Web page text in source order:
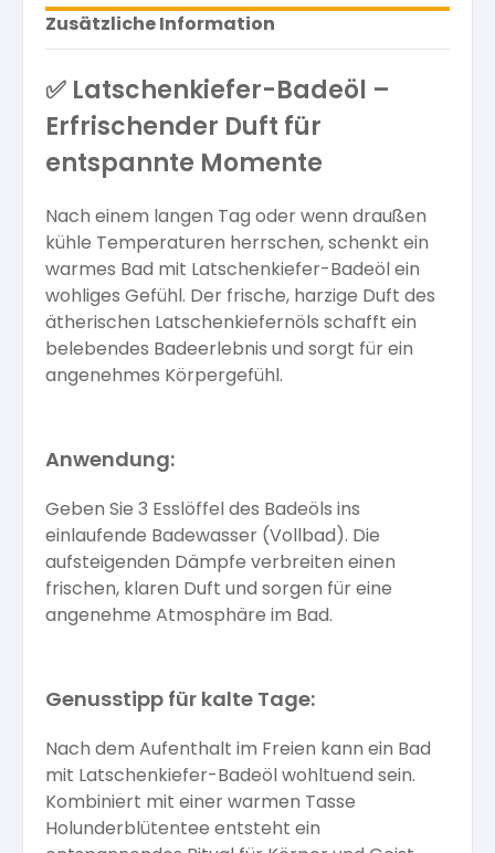
Zusätzliche Information
✅ Latschenkiefer-Badeöl –
Erfrischender Duft für
entspannte Momente
Nach einem langen Tag oder wenn draußen
kühle Temperaturen herrschen, schenkt ein
warmes Bad mit Latschenkiefer-Badeöl ein
wohliges Gefühl. Der frische, harzige Duft des
ätherischen Latschenkiefernöls schafft ein
belebendes Badeerlebnis und sorgt für ein
angenehmes Körpergefühl.
Anwendung:
Geben Sie 3 Esslöffel des Badeöls ins
einlaufende Badewasser (Vollbad). Die
aufsteigenden Dämpfe verbreiten einen
frischen, klaren Duft und sorgen für eine
angenehme Atmosphäre im Bad.
Genusstipp für kalte Tage:
Nach dem Aufenthalt im Freien kann ein Bad
mit Latschenkiefer-Badeöl wohltuend sein.
Kombiniert mit einer warmen Tasse
Holunderblütentee entsteht ein